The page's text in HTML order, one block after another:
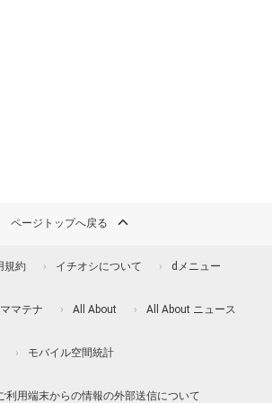
ページトップへ戻る
規約 イチオシについて dメニュー
ママテナ All About All About ニュース
モバイル空間統計
利用端末からの情報の外部送信について